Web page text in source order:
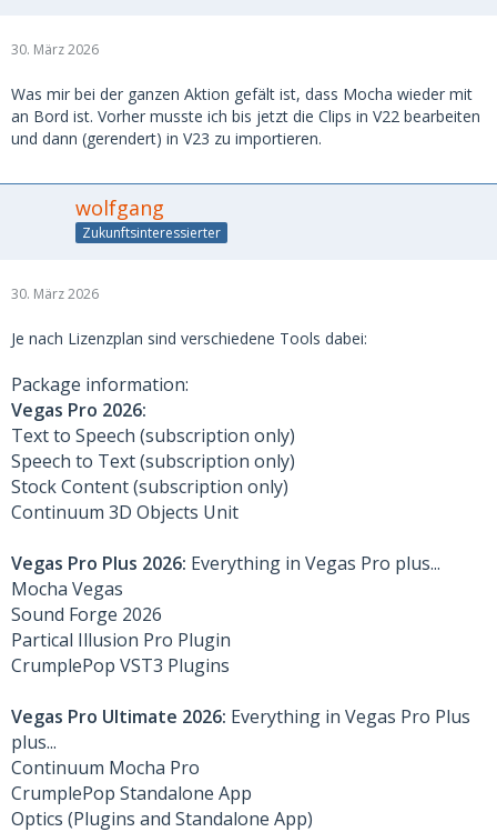
30. März 2026
Was mir bei der ganzen Aktion gefält ist, dass Mocha wieder mit
an Bord ist. Vorher musste ich bis jetzt die Clips in V22 bearbeiten
und dann (gerendert) in V23 zu importieren.
wolfgang
Zukunftsinteressierter
30. März 2026
Je nach Lizenzplan sind verschiedene Tools dabei:
Package information:
Vegas Pro 2026:
Text to Speech (subscription only)
Speech to Text (subscription only)
Stock Content (subscription only)
Continuum 3D Objects Unit
Vegas Pro Plus 2026: Everything in Vegas Pro plus...
Mocha Vegas
Sound Forge 2026
Partical Illusion Pro Plugin
CrumplePop VST3 Plugins
Vegas Pro Ultimate 2026: Everything in Vegas Pro Plus
plus...
Continuum Mocha Pro
CrumplePop Standalone App
Optics (Plugins and Standalone App)